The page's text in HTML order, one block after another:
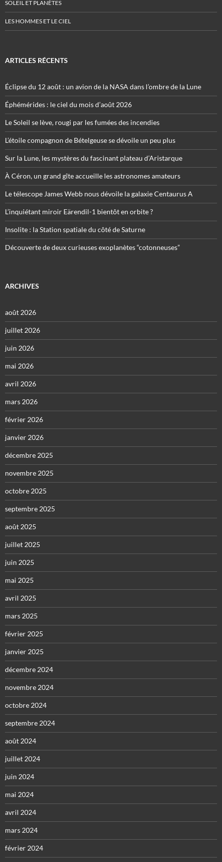
SOLEIL ET PLANÈTES
LES HOMMES ET LE CIEL
ARTICLES RÉCENTS
Éclipse du 12 août : un avion de la NASA dans l’ombre de la Lune
Éphémérides : le ciel du mois d’août 2026
Le Soleil se lève, rougi par les fumées des incendies
L’étoile compagnon de Bételgeuse se dévoile un peu plus
Sur la Lune, les mystères du fascinant plateau d’Aristarque
À Céron, un grand gîte accueille les astronomes amateurs
Le télescope James Webb nous dévoile la galaxie Centaurus A
L’inquiétant miroir Eärendil-1 bientôt en orbite ?
Insolite : la Station spatiale du côté de Saturne
Découverte de deux curieuses exoplanètes “cotonneuses”
ARCHIVES
août 2026
juillet 2026
juin 2026
mai 2026
avril 2026
mars 2026
février 2026
janvier 2026
décembre 2025
novembre 2025
octobre 2025
septembre 2025
août 2025
juillet 2025
juin 2025
mai 2025
avril 2025
mars 2025
février 2025
janvier 2025
décembre 2024
novembre 2024
octobre 2024
septembre 2024
août 2024
juillet 2024
juin 2024
mai 2024
avril 2024
mars 2024
février 2024